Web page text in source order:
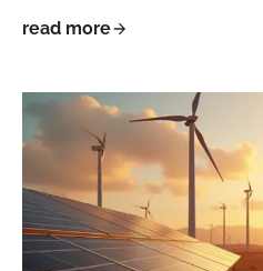
read more